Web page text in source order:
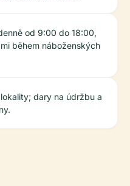
od 9:00 do 18:00,
během náboženských
dary na údržbu a